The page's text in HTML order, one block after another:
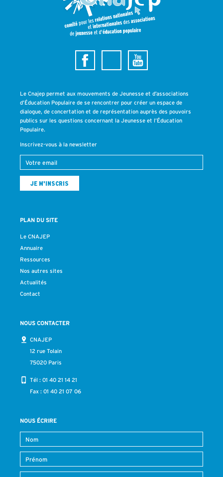
Le Cnajep permet aux mouvements de Jeunesse et d’associations
d’Éducation Populaire de se rencontrer pour créer un espace de
dialogue, de concertation et de représentation auprès des pouvoirs
publics sur les questions concernant la Jeunesse et l’Éducation
Populaire.
Inscrivez-vous à la newsletter
PLAN DU SITE
Le CNAJEP
Annuaire
Ressources
Nos autres sites
Actualités
Contact
NOUS CONTACTER
CNAJEP
12 rue Tolain
75020 Paris
Tél : 01 40 21 14 21
Fax : 01 40 21 07 06
NOUS ÉCRIRE